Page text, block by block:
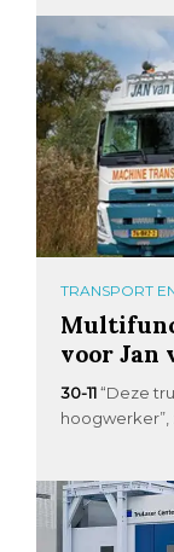
TRANSPORT
voor Jan
30-11 “Deze
hoogwerker”,